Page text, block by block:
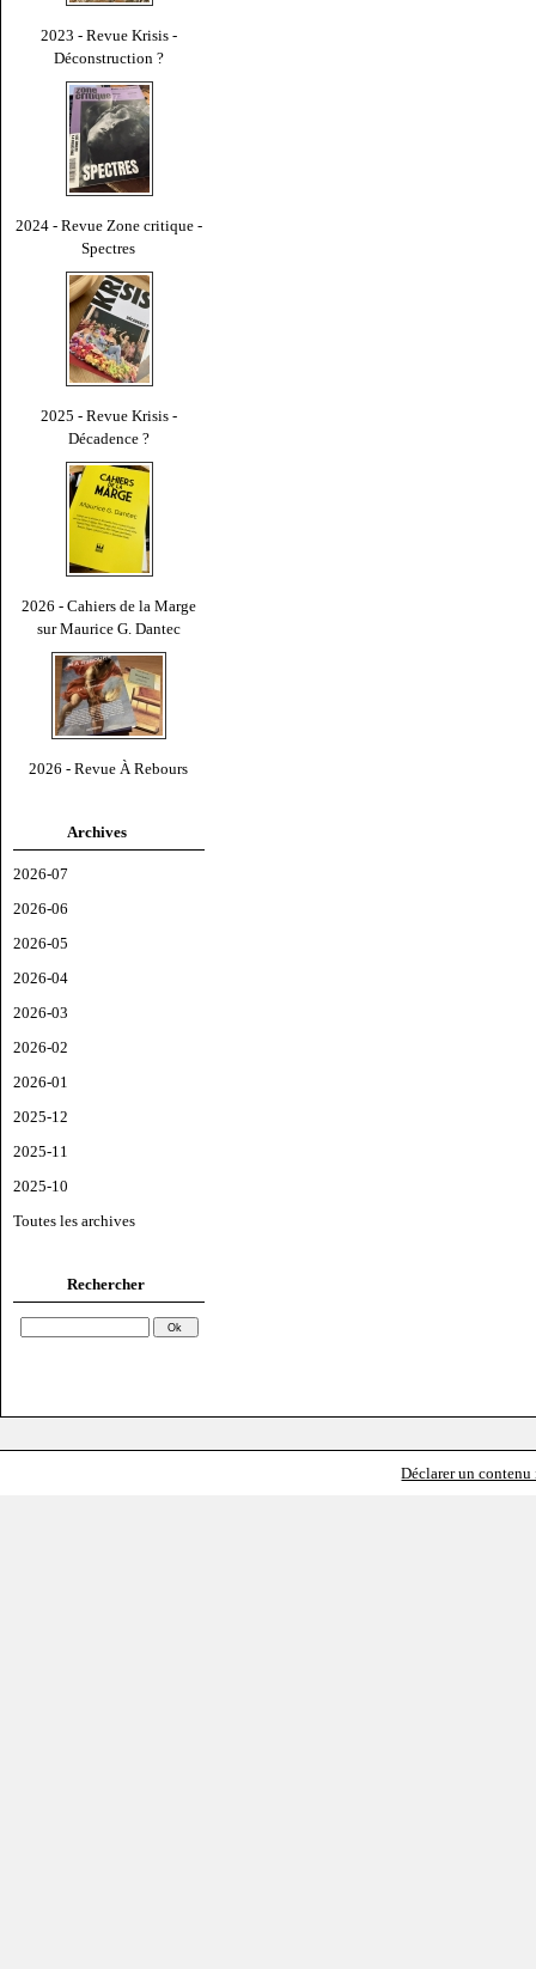
2023 - Revue Krisis -
Déconstruction ?
2024 - Revue Zone critique -
Spectres
2025 - Revue Krisis -
Décadence ?
2026 - Cahiers de la Marge
sur Maurice G. Dantec
2026 - Revue À Rebours
Archives
2026-07
2026-06
2026-05
2026-04
2026-03
2026-02
2026-01
2025-12
2025-11
2025-10
Toutes les archives
Rechercher
Déclarer un